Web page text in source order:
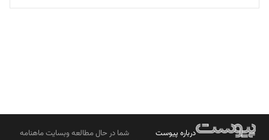
تحریریه
درباره پیوست
شما در حال مطالعه وبسایت ماهنامه